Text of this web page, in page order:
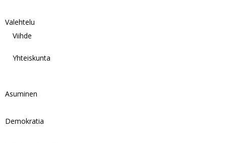
Valehtelu
Viihde
Yhteiskunta
Asuminen
Demokratia